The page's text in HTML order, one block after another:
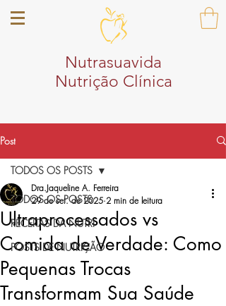
Nutrasuavida
Nutrição Clínica
Post
TODOS OS POSTS
RECEITAS DA NUTRI
POSTS DE NUTRIÇÃO
TODOS OS POSTS
Ultraprocessados vs
Comida de Verdade: Como
Pequenas Trocas
Transformam Sua Saúde
Dra.Jaqueline A. Ferreira
29 de set. de 2025 2 min de leitura